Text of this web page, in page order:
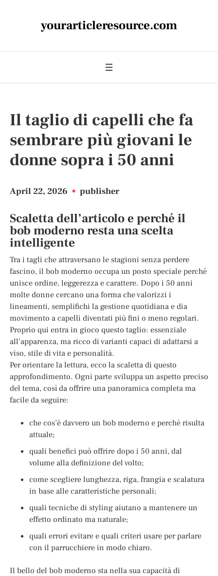
yourarticleresource.com
Il taglio di capelli che fa
sembrare più giovani le
donne sopra i 50 anni
April 22, 2026 • publisher
Scaletta dell’articolo e perché il
bob moderno resta una scelta
intelligente
Tra i tagli che attraversano le stagioni senza perdere
fascino, il bob moderno occupa un posto speciale perché
unisce ordine, leggerezza e carattere. Dopo i 50 anni
molte donne cercano una forma che valorizzi i
lineamenti, semplifichi la gestione quotidiana e dia
movimento a capelli diventati più fini o meno regolari.
Proprio qui entra in gioco questo taglio: essenziale
all’apparenza, ma ricco di varianti capaci di adattarsi a
viso, stile di vita e personalità.
Per orientare la lettura, ecco la scaletta di questo
approfondimento. Ogni parte sviluppa un aspetto preciso
del tema, così da offrire una panoramica completa ma
facile da seguire:
che cos’è davvero un bob moderno e perché risulta
attuale;
quali benefici può offrire dopo i 50 anni, dal
volume alla definizione del volto;
come scegliere lunghezza, riga, frangia e scalatura
in base alle caratteristiche personali;
quali tecniche di styling aiutano a mantenere un
effetto ordinato ma naturale;
quali errori evitare e quali criteri usare per parlare
con il parrucchiere in modo chiaro.
Il bello del bob moderno sta nella sua capacità di